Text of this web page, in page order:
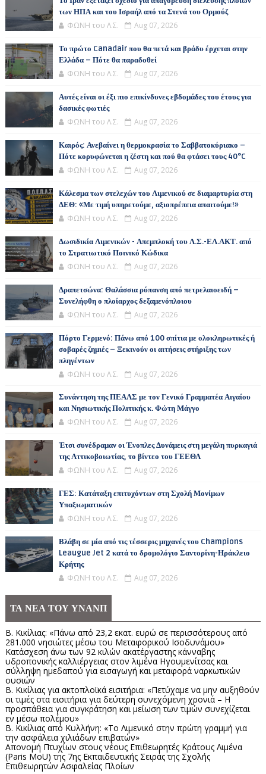
των ΗΠΑ και του Ισραήλ από τα Στενά του Ορμούζ
ΦΩΝΗ του Λ.Σ. Aug 07, 2026
Το πρώτο Canadair που θα πετά και βράδυ έρχεται στην
Ελλάδα – Πότε θα παραδοθεί
ΦΩΝΗ του Λ.Σ. Aug 07, 2026
Αυτές είναι οι έξι πιο επικίνδυνες εβδομάδες του έτους για
δασικές φωτιές
ΦΩΝΗ του Λ.Σ. Aug 07, 2026
Καιρός: Ανεβαίνει η θερμοκρασία το Σαββατοκύριακο –
Πότε κορυφώνεται η ζέστη και πού θα φτάσει τους 40°C
ΦΩΝΗ του Λ.Σ. Aug 07, 2026
Κάλεσμα των στελεχών του Λιμενικού σε διαμαρτυρία στη
ΔΕΘ: «Με τιμή υπηρετούμε, αξιοπρέπεια απαιτούμε!»
ΦΩΝΗ του Λ.Σ. Aug 07, 2026
Δωσιδικία Λιμενικών - Απεμπλοκή του Λ.Σ.-ΕΛ.ΑΚΤ. από
το Στρατιωτικό Ποινικό Κώδικα
ΦΩΝΗ του Λ.Σ. Aug 07, 2026
Δραπετσώνα: Θαλάσσια ρύπανση από πετρελαιοειδή –
Συνελήφθη ο πλοίαρχος δεξαμενόπλοιου
ΦΩΝΗ του Λ.Σ. Aug 07, 2026
Πόρτο Γερμενό: Πάνω από 100 σπίτια με ολοκληρωτικές ή
σοβαρές ζημιές – Ξεκινούν οι αιτήσεις στήριξης των
πληγέντων
ΦΩΝΗ του Λ.Σ. Aug 07, 2026
Συνάντηση της ΠΕΑΛΣ με τον Γενικό Γραμματέα Αιγαίου
και Νησιωτικής Πολιτικής κ. Φώτη Μάγγο
ΦΩΝΗ του Λ.Σ. Aug 07, 2026
Έτσι συνέδραμαν οι Ένοπλες Δυνάμεις στη μεγάλη πυρκαγιά
της Αττικοβοιωτίας, το βίντεο του ΓΕΕΘΑ
ΦΩΝΗ του Λ.Σ. Aug 07, 2026
ΓΕΣ: Κατάταξη επιτυχόντων στη Σχολή Μονίμων
Υπαξιωματικών
ΦΩΝΗ του Λ.Σ. Aug 07, 2026
Βλάβη σε μία από τις τέσσερις μηχανές του Champions
Leaugue Jet 2 κατά το δρομολόγιο Σαντορίνη-Ηράκλειο
Κρήτης
ΦΩΝΗ του Λ.Σ. Aug 07, 2026
ΤΑ ΝΕΑ ΤΟΥ ΥΝΑΝΠ
Β. Κικίλιας: «Πάνω από 23,2 εκατ. ευρώ σε περισσότερους από
281.000 νησιώτες μέσω του Μεταφορικού Ισοδυνάμου»
Κατάσχεση άνω των 92 κιλών ακατέργαστης κάνναβης
υδροπονικής καλλιέργειας στον λιμένα Ηγουμενίτσας και
σύλληψη ημεδαπού για εισαγωγή και μεταφορά ναρκωτικών
ουσιών
Β. Κικίλιας για ακτοπλοϊκά εισιτήρια: «Πετύχαμε να μην αυξηθούν
οι τιμές στα εισιτήρια για δεύτερη συνεχόμενη χρονιά – Η
προσπάθεια για συγκράτηση και μείωση των τιμών συνεχίζεται
εν μέσω πολέμου»
Β. Κικίλιας από Κυλλήνη: «Το Λιμενικό στην πρώτη γραμμή για
την ασφάλεια χιλιάδων επιβατών»
Απονομή Πτυχίων στους νέους Επιθεωρητές Κράτους Λιμένα
(Paris MoU) της 7ης Εκπαιδευτικής Σειράς της Σχολής
Επιθεωρητών Ασφαλείας Πλοίων